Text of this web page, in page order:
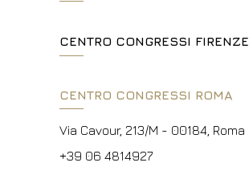
+39 06 4814927
info@hotelpalatino.com
P.Iva 00434210480
CENTRO CONGRESSI FIRENZE
+39 055 660241
events.fi@fhotels55.com
CENTRO CONGRESSI ROMA
Via Cavour, 213/M - 00184, Roma
+39 06 4814927